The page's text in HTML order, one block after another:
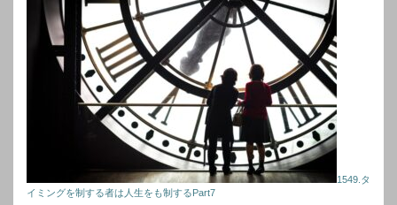
1549.タ
イミングを制する者は人生をも制するPart7